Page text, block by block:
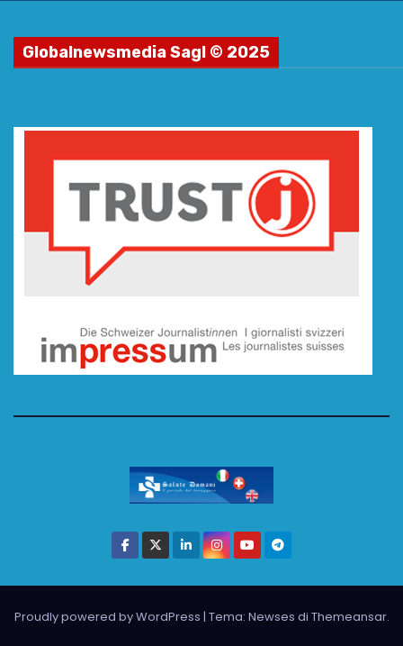
Globalnewsmedia Sagl © 2025
Proudly powered by WordPress | Tema: Newses di Themeansar.